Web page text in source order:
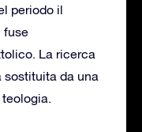
periodo il
fuse
La ricerca
sostituita da una